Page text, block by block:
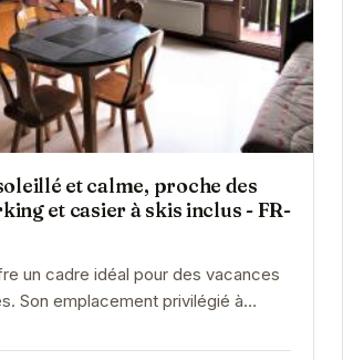
et calme, proche des
et casier à skis inclus - FR-
un cadre idéal pour des vacances
Son emplacement privilégié à
pistes vous permettra de profiter...